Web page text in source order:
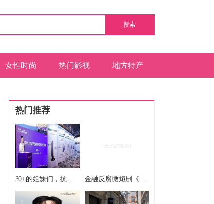
搜索
女性时尚 热门影视 地方特产
热门推荐
30+的姐妹们，抗衰这条路上谁还没踩过几个坑？ 金融反腐微短剧《K线成长记》第八集